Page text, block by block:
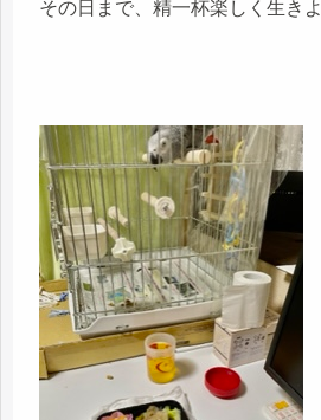
その日まで、精一杯楽しく生き